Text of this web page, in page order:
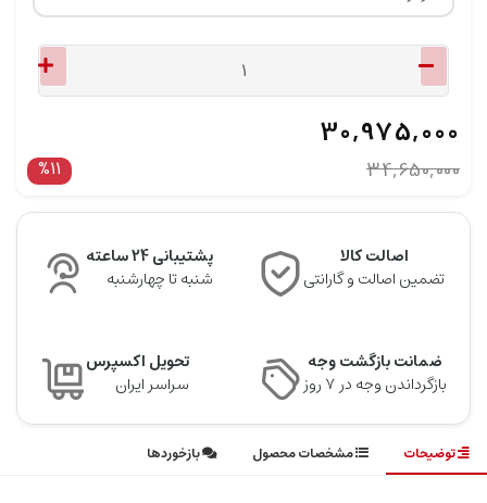
34,650,000
%11
30,975,000
اصالت کالا
تضمین اصالت و گارانتی
پشتیبانی 24 ساعته
شنبه تا چهارشنبه
ضمانت بازگشت وجه
بازگرداندن وجه در ۷ روز
تحویل اکسپرس
سراسر ایران
توضیحات مشخصات محصول بازخوردها